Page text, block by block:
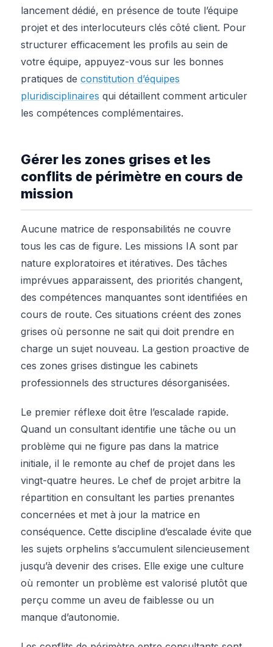
lancement dédié, en présence de toute l’équipe
projet et des interlocuteurs clés côté client. Pour
structurer efficacement les profils au sein de
votre équipe, appuyez-vous sur les bonnes
pratiques de constitution d’équipes
pluridisciplinaires qui détaillent comment articuler
les compétences complémentaires.
Gérer les zones grises et les
conflits de périmètre en cours de
mission
Aucune matrice de responsabilités ne couvre
tous les cas de figure. Les missions IA sont par
nature exploratoires et itératives. Des tâches
imprévues apparaissent, des priorités changent,
des compétences manquantes sont identifiées en
cours de route. Ces situations créent des zones
grises où personne ne sait qui doit prendre en
charge un sujet nouveau. La gestion proactive de
ces zones grises distingue les cabinets
professionnels des structures désorganisées.
Le premier réflexe doit être l’escalade rapide.
Quand un consultant identifie une tâche ou un
problème qui ne figure pas dans la matrice
initiale, il le remonte au chef de projet dans les
vingt-quatre heures. Le chef de projet arbitre la
répartition en consultant les parties prenantes
concernées et met à jour la matrice en
conséquence. Cette discipline d’escalade évite que
les sujets orphelins s’accumulent silencieusement
jusqu’à devenir des crises. Elle exige une culture
où remonter un problème est valorisé plutôt que
perçu comme un aveu de faiblesse ou un
manque d’autonomie.